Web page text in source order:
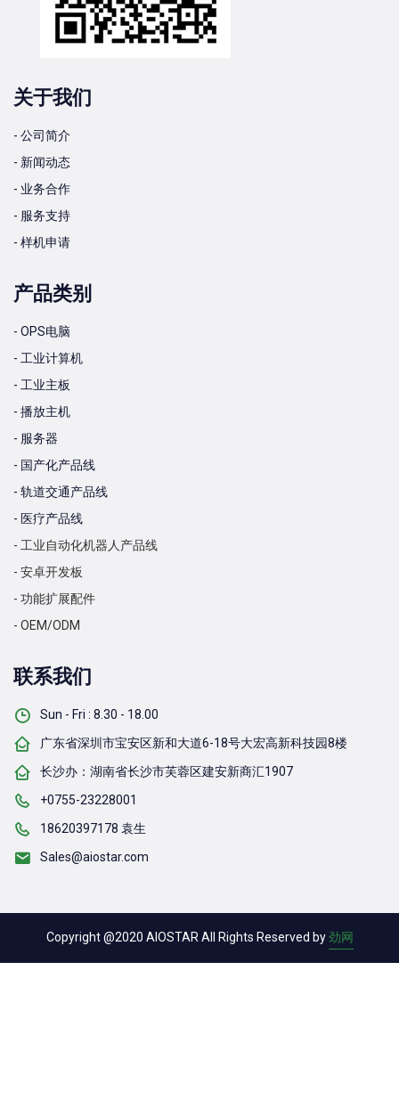
关于我们
- 公司简介
- 新闻动态
- 业务合作
- 服务支持
- 样机申请
产品类别
- OPS电脑
- 工业计算机
- 工业主板
- 播放主机
- 服务器
- 国产化产品线
- 轨道交通产品线
- 医疗产品线
- 工业自动化机器人产品线
- 安卓开发板
- 功能扩展配件
- OEM/ODM
联系我们
Sun - Fri : 8.30 - 18.00
广东省深圳市宝安区新和大道6-18号大宏高新科技园8楼
长沙办：湖南省长沙市芙蓉区建安新商汇1907
+0755-23228001
18620397178 袁生
Sales@aiostar.com
Copyright @2020 AIOSTAR All Rights Reserved by劲网